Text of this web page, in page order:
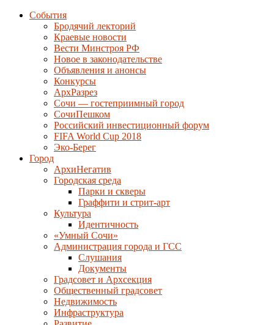
События
Бродячий лекторий
Краевые новости
Вести Минстроя РФ
Новое в законодательстве
Объявления и анонсы
Конкурсы
АрхРазрез
Сочи — гостеприимный город
СочиПешком
Российский инвестиционный форум
FIFA World Cup 2018
Эко-Берег
Город
АрхиНегатив
Городская среда
Парки и скверы
Граффити и стрит-арт
Культура
Идентичность
«Умный Сочи»
Администрация города и ГСС
Слушания
Документы
Градсовет и Архсекция
Общественный градсовет
Недвижимость
Инфраструктура